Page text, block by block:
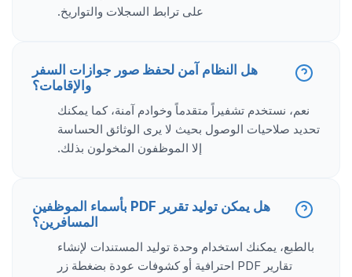
على ترابط السجلات والتواريخ.
هل النظام آمن لحفظ صور جوازات السفر
والإقامات؟
نعم، نستخدم تشفيراً متقدماً وخوادم آمنة، كما يمكنك
تحديد صلاحيات الوصول بحيث لا يرى الوثائق الحساسة
إلا الموظفون المخولون بذلك.
هل يمكن توليد تقرير PDF بأسماء الموظفين
المسافرين؟
بالطبع، يمكنك استخدام وحدة توليد المستندات لإنشاء
تقارير PDF احترافية أو كشوفات عودة بضغطة زر